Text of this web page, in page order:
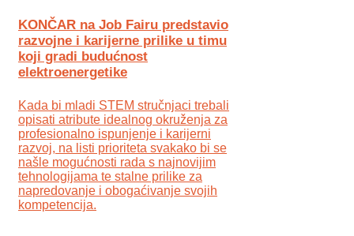
KONČAR na Job Fairu predstavio
razvojne i karijerne prilike u timu
koji gradi budućnost
elektroenergetike
Kada bi mladi STEM stručnjaci trebali
opisati atribute idealnog okruženja za
profesionalno ispunjenje i karijerni
razvoj, na listi prioriteta svakako bi se
našle mogućnosti rada s najnovijim
tehnologijama te stalne prilike za
napredovanje i obogaćivanje svojih
kompetencija.